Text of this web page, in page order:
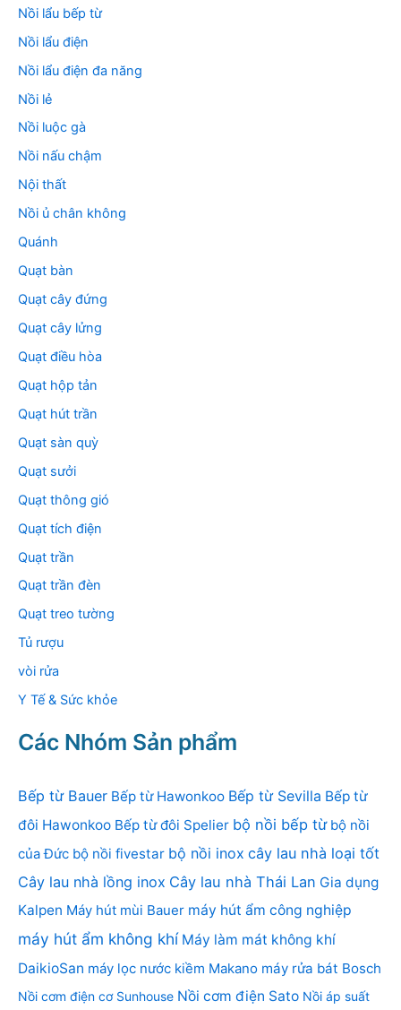
Nồi lẩu bếp từ
Nồi lẩu điện
Nồi lẩu điện đa năng
Nồi lẻ
Nồi luộc gà
Nồi nấu chậm
Nội thất
Nồi ủ chân không
Quánh
Quạt bàn
Quạt cây đứng
Quạt cây lửng
Quạt điều hòa
Quạt hộp tản
Quạt hút trần
Quạt sàn quỳ
Quạt sưởi
Quạt thông gió
Quạt tích điện
Quạt trần
Quạt trần đèn
Quạt treo tường
Tủ rượu
vòi rửa
Y Tế & Sức khỏe
Các Nhóm Sản phẩm
Bếp từ Bauer Bếp từ Hawonkoo Bếp từ Sevilla Bếp từ
đôi Hawonkoo Bếp từ đôi Spelier bộ nồi bếp từ bộ nồi
của Đức bộ nồi fivestar bộ nồi inox cây lau nhà loại tốt
Cây lau nhà lồng inox Cây lau nhà Thái Lan Gia dụng
Kalpen Máy hút mùi Bauer máy hút ẩm công nghiệp
máy hút ẩm không khí Máy làm mát không khí
DaikioSan máy lọc nước kiềm Makano máy rửa bát Bosch
Nồi cơm điện cơ Sunhouse Nồi cơm điện Sato Nồi áp suất